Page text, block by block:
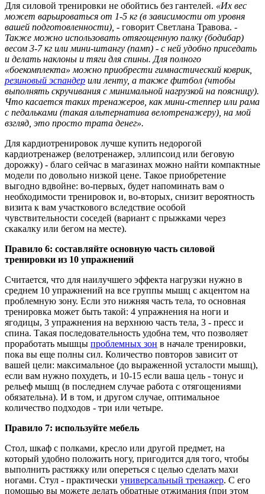
Для силовой тренировки не обойтись без гантелей. «Их вес
может варьироваться от 1-5 кг (в зависимости от уровня
вашей подготовленности), - говорит Светлана Травова. -
Также можно использовать отягощенную палку (бодибар)
весом 3-7 кг или мини-штангу (памп) - с ней удобно приседать
и делать наклоны и тяги для спины. Для полного
«боекомплекта» можно приобрести гимнастический коврик,
резиновый эспандер или ленту, а также фитбол (чтобы
выполнять скручивания с минимальной нагрузкой на поясницу).
Что касается таких тренажеров, как мини-степпер или рама
с педальками (такая альтернатива велотренажеру), на мой
взгляд, это просто трата денег».
Для кардиотренировок лучше купить недорогой
кардиотренажер (велотренажер, эллипсоид или беговую
дорожку) - благо сейчас в магазинах можно найти компактные
модели по довольно низкой цене. Такое приобретение
выгодно вдвойне: во-первых, будет напоминать вам о
необходимости тренировок и, во-вторых, снизит вероятность
визита к вам участкового вследствие особой
чувствительности соседей (вариант с прыжками через
скакалку или бегом на месте).
Правило 6: составляйте основную часть силовой
тренировки из 10 упражнений
Считается, что для наилучшего эффекта нагрузки нужно в
среднем 10 упражнений на все группы мышц с акцентом на
проблемную зону. Если это нижняя часть тела, то основная
тренировка может быть такой: 4 упражнения на ноги и
ягодицы, 3 упражнения на верхнюю часть тела, 3 - пресс и
спина. Такая последовательность удобна тем, что позволяет
проработать мышцы проблемных зон в начале тренировки,
пока вы еще полны сил. Количество повторов зависит от
вашей цели: максимальное (до выраженной усталости мышц),
если вам нужно похудеть, и 10-15 если ваша цель - тонус и
рельеф мышц (в последнем случае работа с отягощениями
обязательна). И в том, и другом случае, оптимальное
количество подходов - три или четыре.
Правило 7: используйте мебель
Стол, шкаф с полками, кресло или другой предмет, на
который удобно положить ногу, пригодится для того, чтобы
выполнить растяжку или опереться с целью сделать махи
ногами. Стул - практически универсальный тренажер. С его
помощью вы можете делать обратные отжимания (при этом